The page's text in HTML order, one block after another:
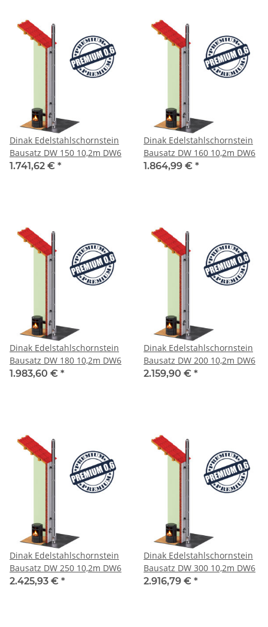
Dinak Edelstahlschornstein
Bausatz DW 150 10,2m DW6
1.741,62 € *
Dinak Edelstahlschornstein
Bausatz DW 160 10,2m DW6
1.864,99 € *
Dinak Edelstahlschornstein
Bausatz DW 180 10,2m DW6
1.983,60 € *
Dinak Edelstahlschornstein
Bausatz DW 200 10,2m DW6
2.159,90 € *
Dinak Edelstahlschornstein
Bausatz DW 250 10,2m DW6
2.425,93 € *
Dinak Edelstahlschornstein
Bausatz DW 300 10,2m DW6
2.916,79 € *